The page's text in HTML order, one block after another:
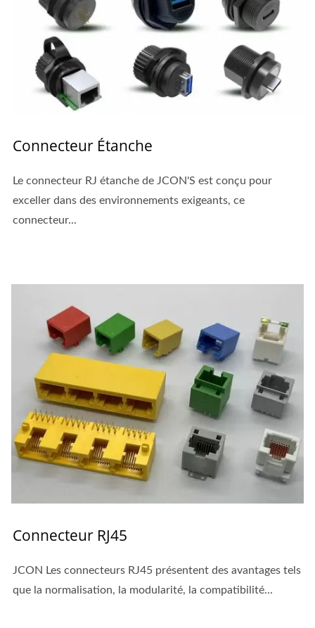
Connecteur Étanche
Le connecteur RJ étanche de JCON'S est conçu pour
exceller dans des environnements exigeants, ce
connecteur...
Connecteur RJ45
JCON Les connecteurs RJ45 présentent des avantages tels
que la normalisation, la modularité, la compatibilité...